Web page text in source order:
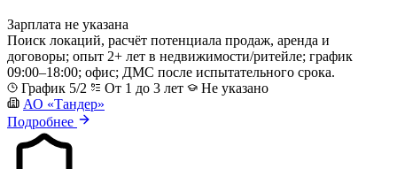
Зарплата не указана
Поиск локаций, расчёт потенциала продаж, аренда и
договоры; опыт 2+ лет в недвижимости/ритейле; график
09:00–18:00; офис; ДМС после испытательного срока.
График 5/2
От 1 до 3 лет
Не указано
АО «Тандер»
Подробнее